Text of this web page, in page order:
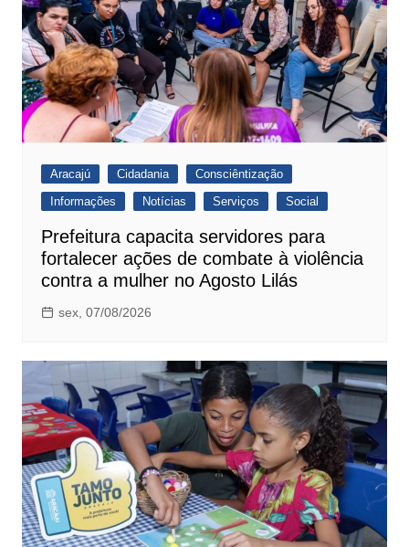
Aracajú Cidadania
Consciêntização
Informações
Notícias Serviços Social
Prefeitura capacita servidores para
fortalecer ações de combate à violência
contra a mulher no Agosto Lilás
sex, 07/08/2026